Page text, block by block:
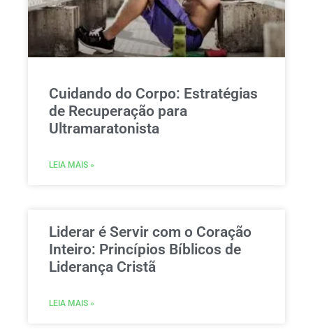
Cuidando do Corpo: Estratégias
de Recuperação para
Ultramaratonista
LEIA MAIS »
Liderar é Servir com o Coração
Inteiro: Princípios Bíblicos de
Liderança Cristã
LEIA MAIS »